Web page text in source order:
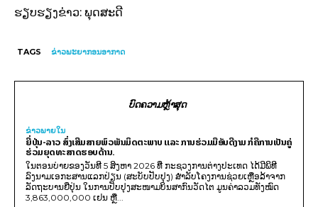
ຮຽບຮຽງຂ່າວ: ພຸດສະດີ
TAGS ຂ່າວພະຍາກອນອາກາດ
ບົດຄວາມຫຼ້າສຸດ
ຂ່າວພາຍ​ໃນ
ຍີ່ປຸ່ນ-ລາວ ສົ່ງເສີມສາຍພົວພັນມິດຕະພາບ ແລະ ການຮ່ວມມືອັນດີງາມ ກໍຄືການເປັນຄູ່
ຮ່ວມຍຸດທະສາດຮອບດ້ານ.
ໃນຕອນບ່າຍຂອງວັນທີ 5 ສິງຫາ 2026 ທີ່ ກະຊວງການຕ່າງປະເທດ ໄດ້ມີພິທີ
ລົງນາມເອກະສານແລກປ່ຽນ (ສະບັບປັບປຸງ) ສໍາລັບໂຄງການຊ່ວຍເຫຼືອລ້າຈາກ
ລັດຖະບານຍີ່ປຸ່ນ ໃນການປັບປຸງສະໜາມບິນສາກົນວັດໄຕ ມູນຄ່າລວມທັງໝົດ
3,863,000,000 ເຢນ ຫຼື...